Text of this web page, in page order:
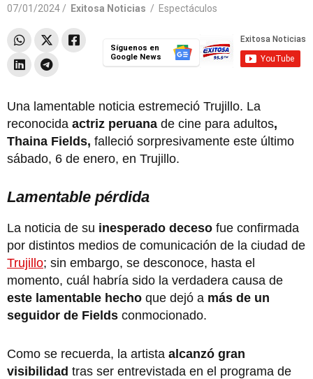
07/01/2024 / Exitosa Noticias / Espectáculos
Síguenos en
Google News
Una lamentable noticia estremeció Trujillo. La
reconocida actriz peruana de cine para adultos,
Thaina Fields, falleció sorpresivamente este último
sábado, 6 de enero, en Trujillo.
Lamentable pérdida
La noticia de su inesperado deceso fue confirmada
por distintos medios de comunicación de la ciudad de
Trujillo; sin embargo, se desconoce, hasta el
momento, cuál habría sido la verdadera causa de
este lamentable hecho que dejó a más de un
seguidor de Fields conmocionado.
Como se recuerda, la artista alcanzó gran
visibilidad tras ser entrevistada en el programa de